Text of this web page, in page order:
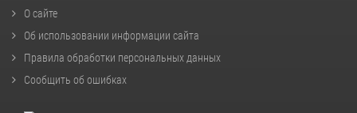
О сайте
Об использовании информации сайта
Правила обработки персональных данных
Сообщить об ошибках